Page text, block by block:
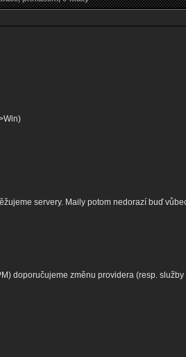
servery. Maily potom nedorazí buď
doporučujeme změnu providera (resp.